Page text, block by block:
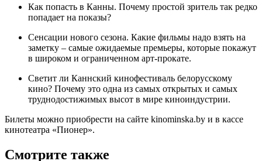
Как попасть в Канны. Почему простой зритель так редко
попадает на показы?
Сенсации нового сезона. Какие фильмы надо взять на
заметку – самые ожидаемые премьеры, которые покажут
в широком и ограниченном арт-прокате.
Светит ли Каннский кинофестиваль белорусскому
кино? Почему это одна из самых открытых и самых
труднодостижимых высот в мире киноиндустрии.
Билеты можно приобрести на сайте kinominska.by и в кассе
кинотеатра «Пионер».
Смотрите также